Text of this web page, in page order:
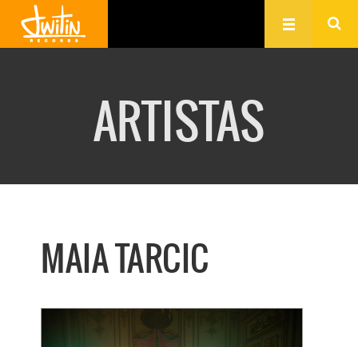
ARTISTAS
MAIA TARCIC